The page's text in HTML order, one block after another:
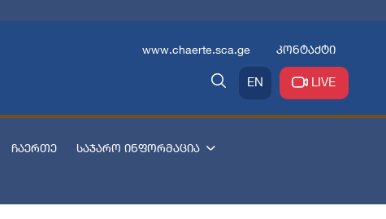
www.chaerte.sca.ge კონტაქტი
EN LIVE
ჩაერთე საჯარო ინფორმაცია